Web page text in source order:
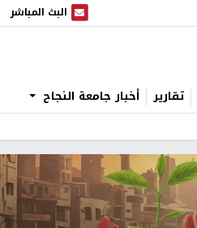
البث المباشر
البث المباشر
تقارير أخبار جامعة النجاح